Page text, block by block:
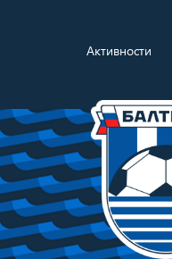
Активности